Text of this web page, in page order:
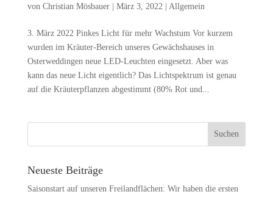
von Christian Mösbauer| März 3, 2022 Allgemein
3. März 2022 Pinkes Licht für mehr Wachstum Vor kurzem
wurden im Kräuter-Bereich unseres Gewächshauses in
Osterweddingen neue LED-Leuchten eingesetzt. Aber was
kann das neue Licht eigentlich? Das Lichtspektrum ist genau
auf die Kräuterpflanzen abgestimmt (80% Rot und...
Neueste Beiträge
Saisonstart auf unseren Freilandflächen: Wir haben die ersten